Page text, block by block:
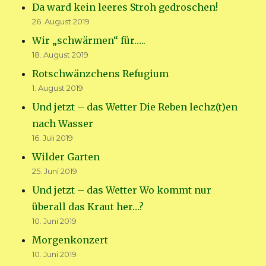
Da ward kein leeres Stroh gedroschen!
26. August 2019
Wir „schwärmen“ für…..
18. August 2019
Rotschwänzchens Refugium
1. August 2019
Und jetzt – das Wetter Die Reben lechz(t)en
nach Wasser
16. Juli 2019
Wilder Garten
25. Juni 2019
Und jetzt – das Wetter Wo kommt nur
überall das Kraut her…?
10. Juni 2019
Morgenkonzert
10. Juni 2019